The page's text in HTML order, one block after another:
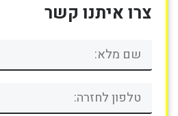
צרו איתנו קשר